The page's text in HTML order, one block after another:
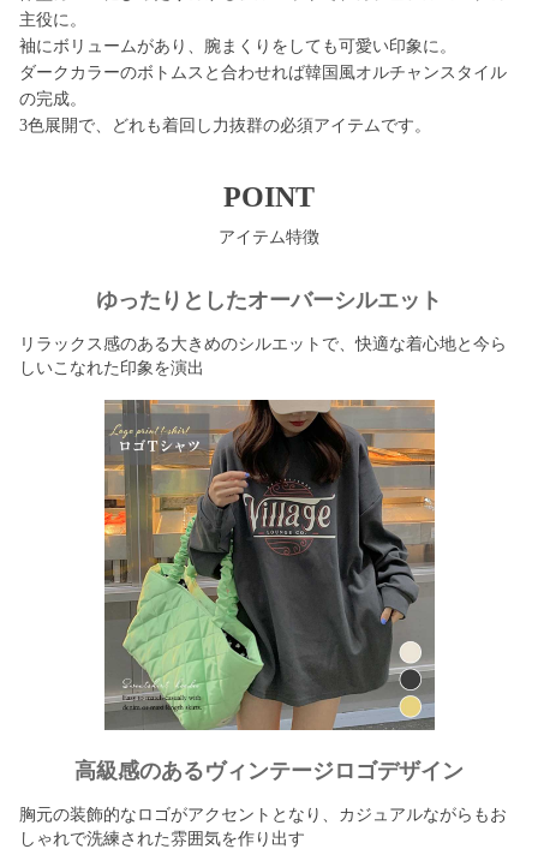
主役に。
袖にボリュームがあり、腕まくりをしても可愛い印象に。
ダークカラーのボトムスと合わせれば韓国風オルチャンスタイル
の完成。
3色展開で、どれも着回し力抜群の必須アイテムです。
POINT
アイテム特徴
ゆったりとしたオーバーシルエット
リラックス感のある大きめのシルエットで、快適な着心地と今ら
しいこなれた印象を演出
高級感のあるヴィンテージロゴデザイン
胸元の装飾的なロゴがアクセントとなり、カジュアルながらもお
しゃれで洗練された雰囲気を作り出す